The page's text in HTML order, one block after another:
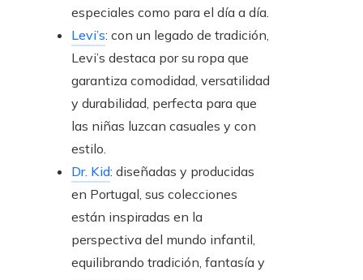
especiales como para el día a día.
Levi’s: con un legado de tradición,
Levi’s destaca por su ropa que
garantiza comodidad, versatilidad
y durabilidad, perfecta para que
las niñas luzcan casuales y con
estilo.
Dr. Kid: diseñadas y producidas
en Portugal, sus colecciones
están inspiradas en la
perspectiva del mundo infantil,
equilibrando tradición, fantasía y